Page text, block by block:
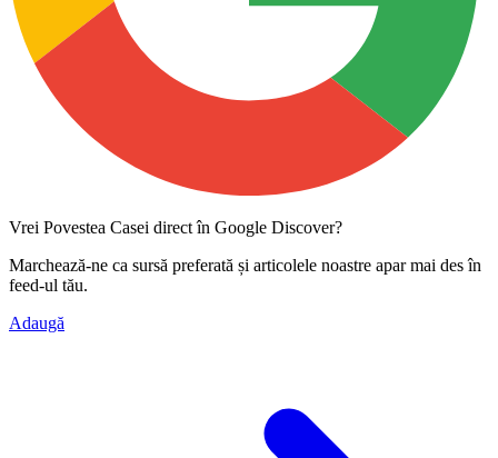
Vrei Povestea Casei direct în Google Discover?
Marchează-ne ca sursă preferată și articolele noastre apar mai des în
feed-ul tău.
Adaugă